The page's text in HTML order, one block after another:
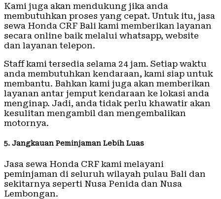
Kami juga akan mendukung jika anda
membutuhkan proses yang cepat. Untuk itu, jasa
sewa Honda CRF Bali kami memberikan layanan
secara online baik melalui whatsapp, website
dan layanan telepon.
Staff kami tersedia selama 24 jam. Setiap waktu
anda membutuhkan kendaraan, kami siap untuk
membantu. Bahkan kami juga akan memberikan
layanan antar jemput kendaraan ke lokasi anda
menginap. Jadi, anda tidak perlu khawatir akan
kesulitan mengambil dan mengembalikan
motornya.
5. Jangkauan Peminjaman Lebih Luas
Jasa sewa Honda CRF kami melayani
peminjaman di seluruh wilayah pulau Bali dan
sekitarnya seperti Nusa Penida dan Nusa
Lembongan.